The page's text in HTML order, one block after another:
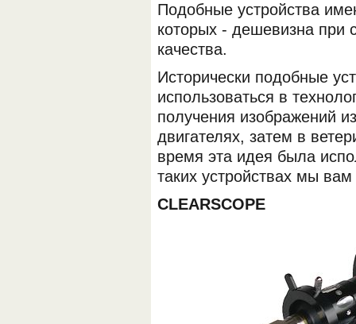
Подобные устройства
которых - дешевизна при
качества.
Исторически подобные
использоваться в
получения изображений
двигателях, затем в
время эта идея была
таких устройствах мы
CLEARSCOPE